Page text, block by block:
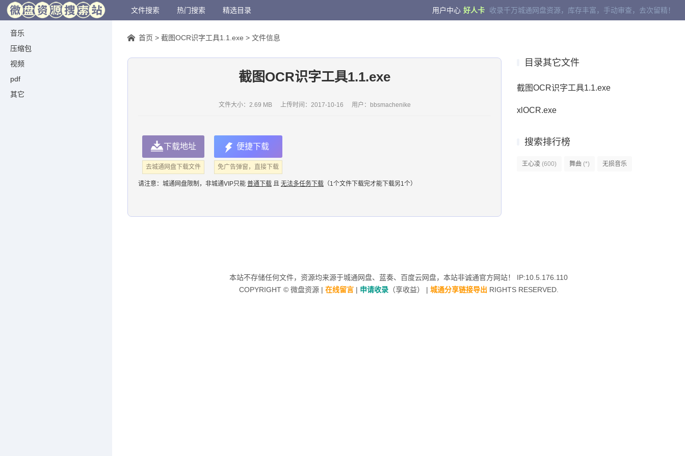
音乐
压缩包
视频
pdf
其它
文件搜索 热门搜索 精选目录 用户中心 好人卡 收录千万城通网盘资源，库存丰富，手动审查，去次留精！
首页 > 截图OCR识字工具1.1.exe > 文件信息
目录其它文件
截图OCR识字工具1.1.exe
xlOCR.exe
搜索排行榜
王心凌 (600) 舞曲 (*) 无损音乐
截图OCR识字工具1.1.exe
文件大小：2.69 MB 上传时间： 2017-10-16 用户： bbsmachenike
下载地址
去城通网盘下载文件
便捷下载
免广告弹窗，直接下载
请注意： 城通网盘限制，非城通VIP只能 普通下载 且 无法多任务下载 （1个文件下载完才能下载另1个）
本站不存储任何文件，资源均来源于城通网盘、蓝奏、 百度云网盘，本站非诚通官方网站！ IP:10.5.176.110
COPYRIGHT © 微盘资源| 在线留言| 申请收录（享收益） | 城通分享链接导出 RIGHTS RESERVED.